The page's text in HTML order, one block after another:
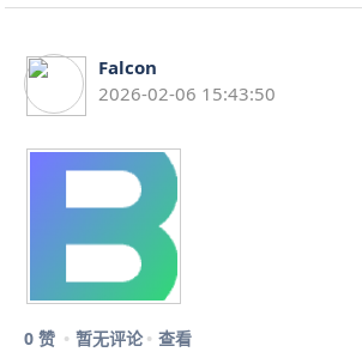
Falcon
2026-02-06 15:43:50
0 赞 暂无评论 查看